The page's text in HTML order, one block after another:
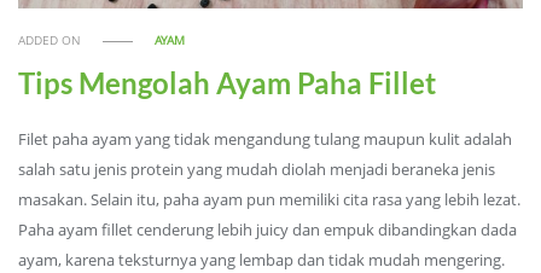
ADDED ON AYAM
Tips Mengolah Ayam Paha Fillet
Filet paha ayam yang tidak mengandung tulang maupun kulit adalah
salah satu jenis protein yang mudah diolah menjadi beraneka jenis
masakan. Selain itu, paha ayam pun memiliki cita rasa yang lebih lezat.
Paha ayam fillet cenderung lebih juicy dan empuk dibandingkan dada
ayam, karena teksturnya yang lembap dan tidak mudah mengering.